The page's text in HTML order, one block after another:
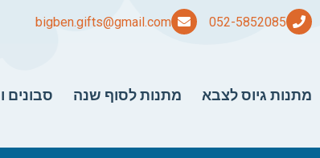
bigben.gifts@gmail.com
מתנות גיוס לצבא מתנות לסוף שנה סבונים